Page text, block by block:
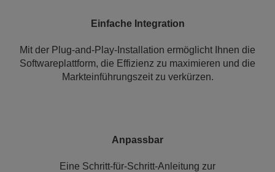
Einfache Integration
Mit der Plug-and-Play-Installation ermöglicht Ihnen die
Softwareplattform, die Effizienz zu maximieren und die
Markteinführungszeit zu verkürzen.
Anpassbar
Eine Schritt-für-Schritt-Anleitung zur